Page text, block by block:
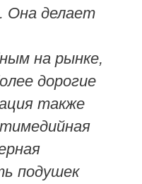
Она делает
на рынке,
дорогие
также
подушек